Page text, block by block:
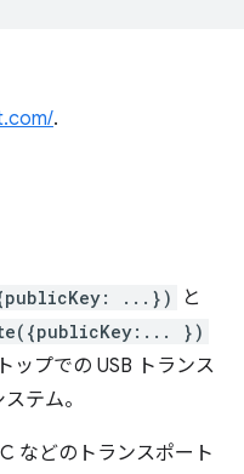
.
...}) と
})
ップでの USB トランス
テム。
などのトランスポート